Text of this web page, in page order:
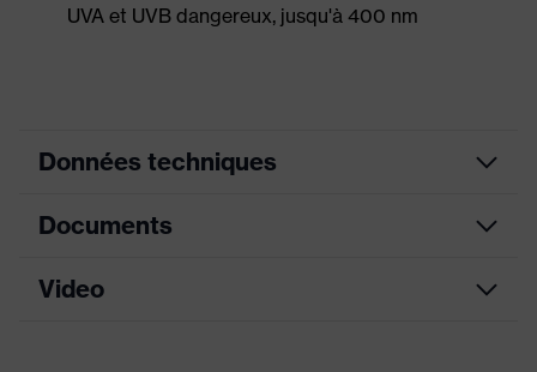
UVA et UVB dangereux, jusqu'à 400 nm
Données techniques
Couleur
couleur de
Documents
Fiche technique
Video